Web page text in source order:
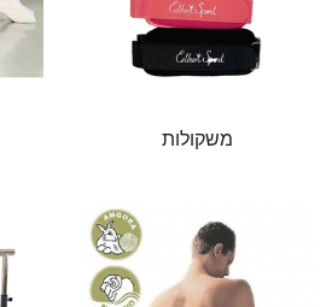
משקולות